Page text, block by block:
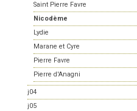
Saint Pierre Favre
Nicodème
Lydie
Marane et Cyre
Pierre Favre
Pierre d'Anagni
j04
j05